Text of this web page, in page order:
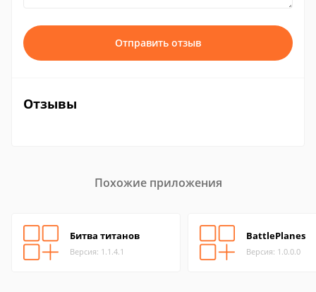
Отправить отзыв
Отзывы
Похожие приложения
Битва титанов
Версия: 1.1.4.1
BattlePlanes
Версия: 1.0.0.0